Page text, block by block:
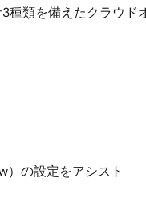
種類を備えたクラウド
）の設定をアシスト